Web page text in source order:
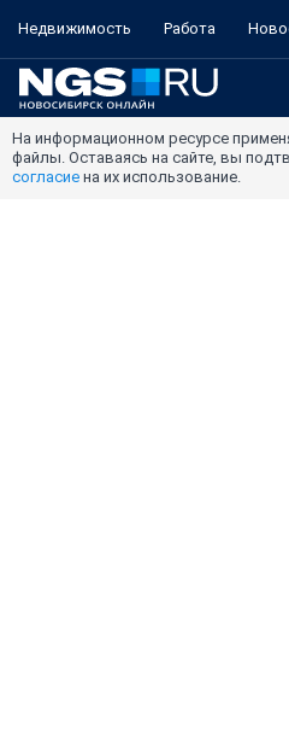
Недвижимость Работа
На информационном ресурсе
файлы. Оставаясь на сайте, вы
согласие на их использование.